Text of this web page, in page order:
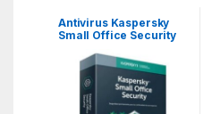
Antivirus Kaspersky
Small Office Security
Servidor/ 1 Año